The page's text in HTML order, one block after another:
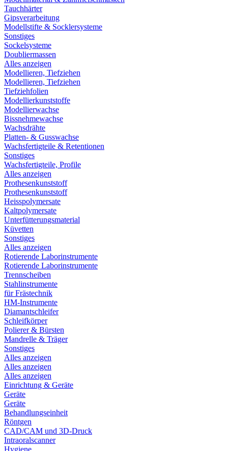
Tauchhärter
Gipsverarbeitung
Modellstifte & Socklersysteme
Sonstiges
Sockelsysteme
Doubliermassen
Alles anzeigen
Modellieren, Tiefziehen
Modellieren, Tiefziehen
Tiefziehfolien
Modellierkunststoffe
Modellierwachse
Bissnehmewachse
Wachsdrähte
Platten- & Gusswachse
Wachsfertigteile & Retentionen
Sonstiges
Wachsfertigteile, Profile
Alles anzeigen
Prothesenkunststoff
Prothesenkunststoff
Heisspolymersate
Kaltpolymersate
Unterfütterungsmaterial
Küvetten
Sonstiges
Alles anzeigen
Rotierende Laborinstrumente
Rotierende Laborinstrumente
Trennscheiben
Stahlinstrumente
für Frästechnik
HM-Instrumente
Diamantschleifer
Schleifkörper
Polierer & Bürsten
Mandrelle & Träger
Sonstiges
Alles anzeigen
Alles anzeigen
Alles anzeigen
Einrichtung & Geräte
Geräte
Geräte
Behandlungseinheit
Röntgen
CAD/CAM und 3D-Druck
Intraoralscanner
Hygiene